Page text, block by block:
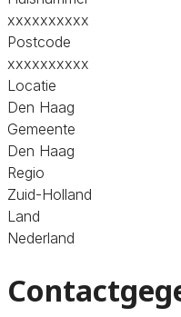
xxxxxxxxxx
Postcode
xxxxxxxxxx
Locatie
Den Haag
Gemeente
Den Haag
Regio
Zuid-Holland
Land
Nederland